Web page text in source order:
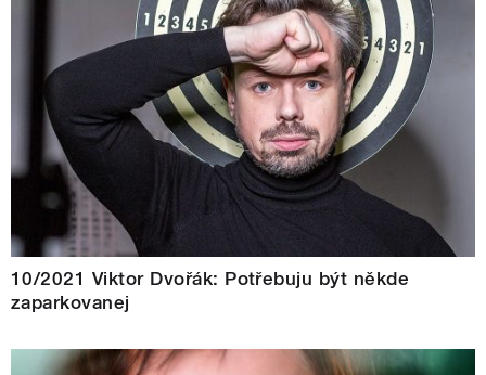
10/2021 Viktor Dvořák: Potřebuju být někde
zaparkovanej